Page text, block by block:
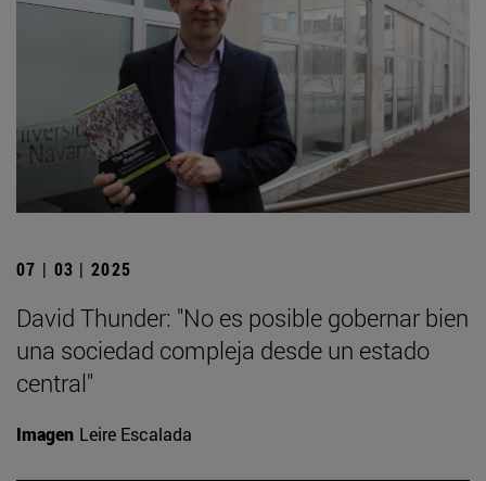
07 | 03 | 2025
David Thunder: "No es posible gobernar bien
una sociedad compleja desde un estado
central"
Imagen Leire Escalada